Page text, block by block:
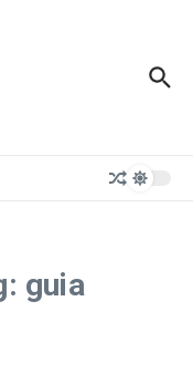
guia